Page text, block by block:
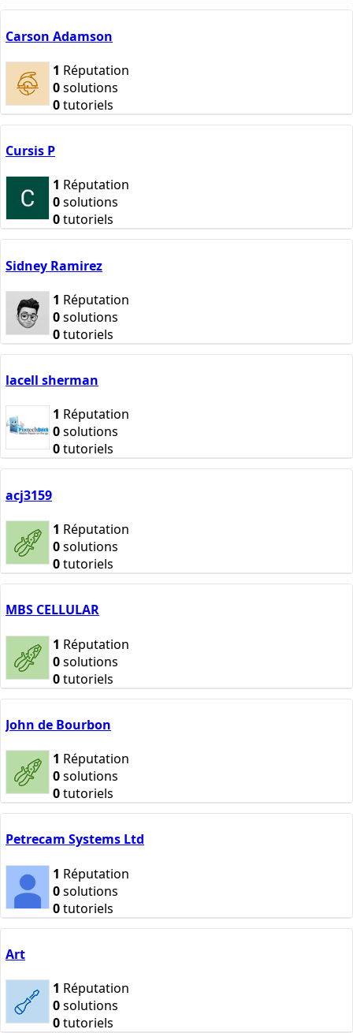
Carson Adamson
1 Réputation
0solutions
0tutoriels
Cursis P
1 Réputation
0solutions
0tutoriels
Sidney Ramirez
1 Réputation
0solutions
0tutoriels
lacell sherman
1 Réputation
0solutions
0tutoriels
acj3159
1 Réputation
0solutions
0tutoriels
MBS CELLULAR
1 Réputation
0solutions
0tutoriels
John de Bourbon
1 Réputation
0solutions
0tutoriels
Petrecam Systems Ltd
1 Réputation
0solutions
0tutoriels
Art
1 Réputation
0solutions
0tutoriels